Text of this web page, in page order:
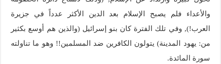
والأعداء فلم يصبح الإسلام بعد الدين الأكثر عدداً في جزيرة
العرب!), وفي تلك الفترة كان بنو إسرائيل (والذين هم أوسع بكثير
من: يهود المدينة) يتولون الكافرين ضد المسلمين!! وهو ما تناولته
سورة المائدة.